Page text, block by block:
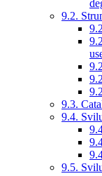
9.2.
9.3.
9.4.
9.5.